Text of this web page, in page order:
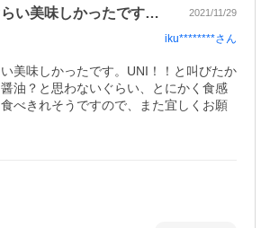
びっくりするぐらい美味しかったです。U… 2021/11/29
iku********さん
美味しかったです。UNI！！と叫びたか
油？と思わないぐらい、とにかく食感
べきれそうですので、また宜しくお願